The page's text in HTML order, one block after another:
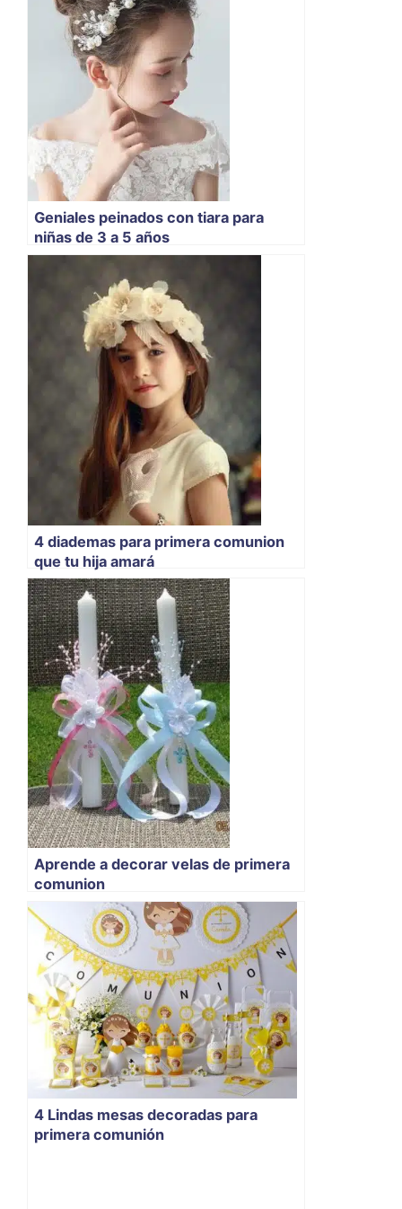
Geniales peinados con tiara para
niñas de 3 a 5 años
4 diademas para primera comunion
que tu hija amará
Aprende a decorar velas de primera
comunion
4 Lindas mesas decoradas para
primera comunión